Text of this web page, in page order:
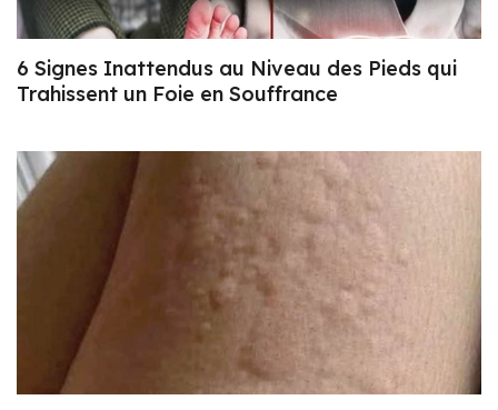
6 Signes Inattendus au Niveau des Pieds qui
Trahissent un Foie en Souffrance